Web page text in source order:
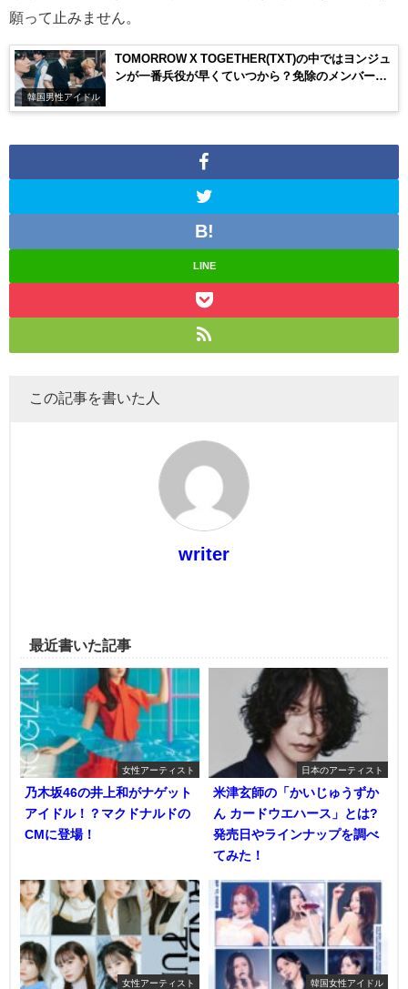
願って止みません。
韓国男性アイドル
TOMORROW X TOGETHER(TXT)の中ではヨンジュ
ンが一番兵役が早くていつから？免除のメンバーも
LINE
この記事を書いた人
writer
最近書いた記事
女性アーティスト
乃木坂46の井上和がナゲット
アイドル！？マクドナルドの
CMに登場！
日本のアーティスト
米津玄師の「かいじゅうずか
ん カードウエハース」とは?
発売日やラインナップを調べ
てみた！
女性アーティスト 韓国女性アイドル